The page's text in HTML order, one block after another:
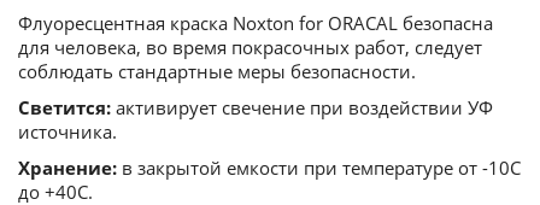
Флуоресцентная краска Noxton for ORACAL безопасна
для человека, во время покрасочных работ, следует
соблюдать стандартные меры безопасности.
Светится: активирует свечение при воздействии УФ
источника.
Хранение: в закрытой емкости при температуре от -10С
до +40С.